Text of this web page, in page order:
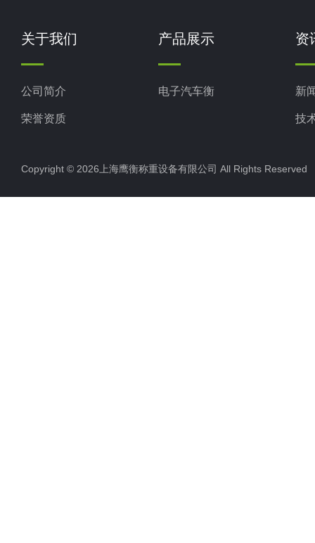
关于我们
公司简介
荣誉资质
产品展示
电子汽车衡
资
新
技
Copyright © 2026上海鹰衡称重设备有限公司 All Rights